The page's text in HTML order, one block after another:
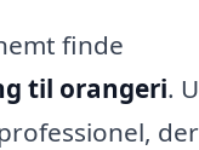
finde
til orangeri.